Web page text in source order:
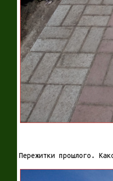
Пережитки прошлого.